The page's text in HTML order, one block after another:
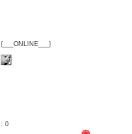
{___ONLINE___}
: 0